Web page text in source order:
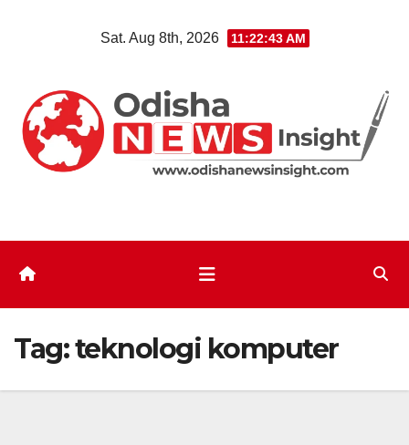
Sat. Aug 8th, 2026 11:22:43 AM
Tag:teknologi komputer